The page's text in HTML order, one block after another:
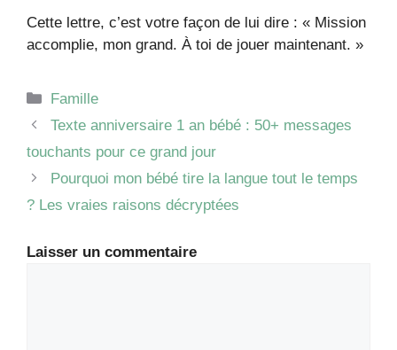
Cette lettre, c’est votre façon de lui dire : « Mission
accomplie, mon grand. À toi de jouer maintenant. »
Catégories
Famille
Texte anniversaire 1 an bébé : 50+ messages
touchants pour ce grand jour
Pourquoi mon bébé tire la langue tout le temps
? Les vraies raisons décryptées
Laisser un commentaire